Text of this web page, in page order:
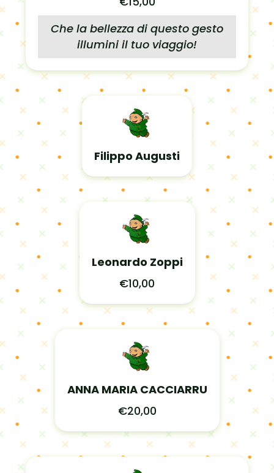
Che la bellezza di questo gesto
illumini il tuo viaggio!
Filippo Augusti
Leonardo Zoppi
€10,00
ANNA MARIA CACCIARRU
€20,00